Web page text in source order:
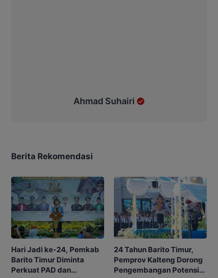
Ahmad Suhairi
Berita Rekomendasi
Hari Jadi ke-24, Pemkab
Barito Timur Diminta
Perkuat PAD dan
24 Tahun Barito Timur,
Pemprov Kalteng Dorong
Pengembangan Potensi